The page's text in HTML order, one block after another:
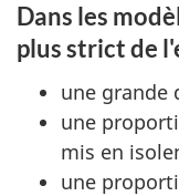
Dans les
plus strict de
une grande
une
mis en
une